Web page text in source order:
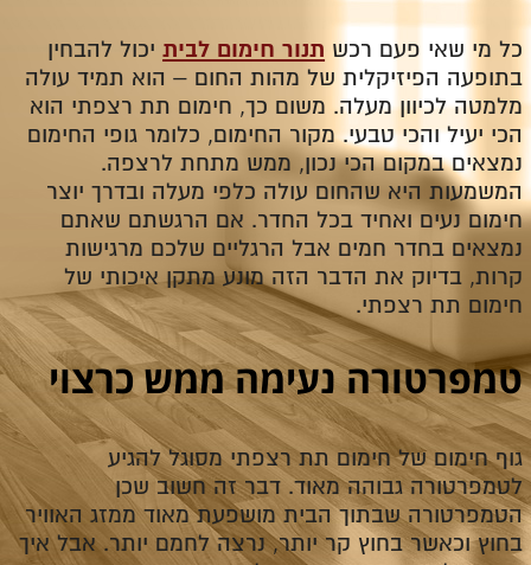
כל מי שאי פעם רכש תנור חימום לביתיכול להבחין
בתופעה הפיזיקלית של מהות החום – הוא תמיד עולה
מלמטה לכיוון מעלה. משום כך, חימום תת רצפתי הוא
הכי יעיל והכי טבעי. מקור החימום, כלומר גופי החימום
נמצאים במקום הכי נכון, ממש מתחת לרצפה.
המשמעות היא שהחום עולה כלפי מעלה ובדרך יוצר
חימום נעים ואחיד בכל החדר. אם הרגשתם שאתם
נמצאים בחדר חמים אבל הרגליים שלכם מרגישות
קרות, בדיוק את הדבר הזה מונע מתקן איכותי של
חימום תת רצפתי.
טמפרטורה נעימה ממש כרצוי
גוף חימום של חימום תת רצפתי מסוגל להגיע
לטמפרטורה גבוהה מאוד. דבר זה חשוב שכן
הטמפרטורה שבתוך הבית מושפעת מאוד ממזג האוויר
בחוץ וכאשר בחוץ קר יותר, נרצה לחמם יותר. אבל איך